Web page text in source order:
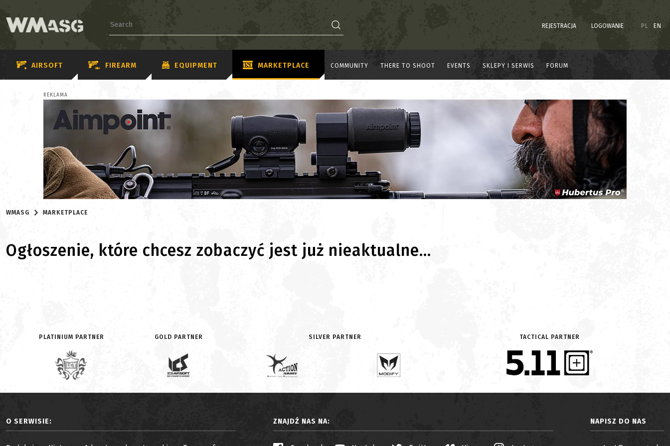
REJESTRACJA LOGOWANIE PL EN
AIRSOFT FIREARM EQUIPMENT MARKETPLACE COMMUNITY THERE TO SHOOT EVENTS SKLEPY I SERWIS FORUM
REKLAMA
WMASG MARKETPLACE
Ogłoszenie, które chcesz zobaczyć jest już nieaktualne...
PLATINIUM PARTNER GOLD PARTNER SILVER PARTNER TACTICAL PARTNER
O SERWISIE: ZNAJDŹ NAS NA: NAPISZ DO NAS